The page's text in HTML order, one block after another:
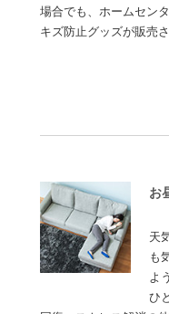
場合でも、ホームセン
キズ防止グッズが販売
お
天
も
よ
ひ